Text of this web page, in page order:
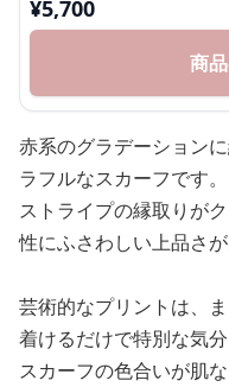
¥5,700
商
赤系のグラデーション
ラフルなスカーフです。
ストライプの縁取りが
性にふさわしい上品さが
芸術的なプリントは、
着けるだけで特別な気分
スカーフの色合いが肌